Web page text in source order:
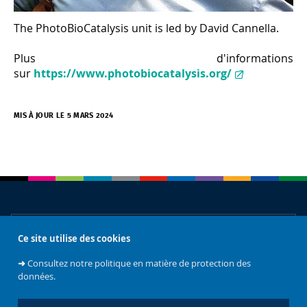
Ce site utilise des cookies
➜Consultez notre politique en matière de protection des
données.
The PhotoBioCatalysis unit is led by David Cannella.
Plus d'informations
sur https://www.photobiocatalysis.org/
MIS À JOUR LE 5 MARS 2024
Accès rapides